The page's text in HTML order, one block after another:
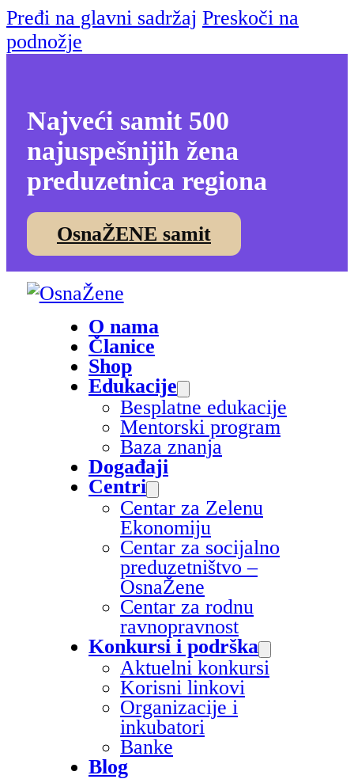
Pređi na glavni sadržaj Preskoči na
podnožje
Najveći samit 500
najuspešnijih žena
preduzetnica regiona
OsnaŽENE samit
O nama
Članice
Shop
Edukacije
Besplatne edukacije
Mentorski program
Baza znanja
Događaji
Centri
Centar za Zelenu
Ekonomiju
Centar za socijalno
preduzetništvo –
OsnaŽene
Centar za rodnu
ravnopravnost
Konkursi i podrška
Aktuelni konkursi
Korisni linkovi
Organizacije i
inkubatori
Banke
Blog